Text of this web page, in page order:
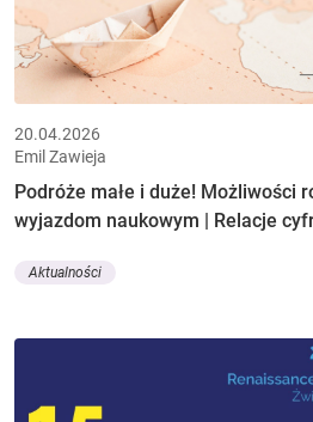
20.04.2026
Emil Zawieja
Podróże małe i duże! Możliwości
wyjazdom naukowym | Relacje
Aktualności